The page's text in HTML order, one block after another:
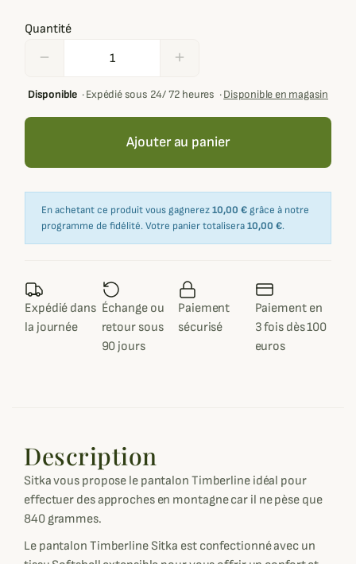
Quantité
remove add
Disponible·Expédié sous 24/ 72 heures ·Disponible en magasin
Ajouter au panier
En achetant ce produit vous gagnerez10,00 € grâce à notre
programme de fidélité. Votre panier totalisera10,00 €.
Expédié dans
la journée
Échange ou
retour sous
90 jours
Paiement
sécurisé
Paiement en
3 fois dès 100
euros
Description
Sitka vous propose le pantalon Timberline idéal pour
effectuer des approches en montagne car il ne pèse que
840 grammes.
Le pantalon Timberline Sitka est confectionné avec un